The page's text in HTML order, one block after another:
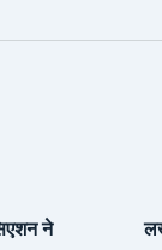
ने